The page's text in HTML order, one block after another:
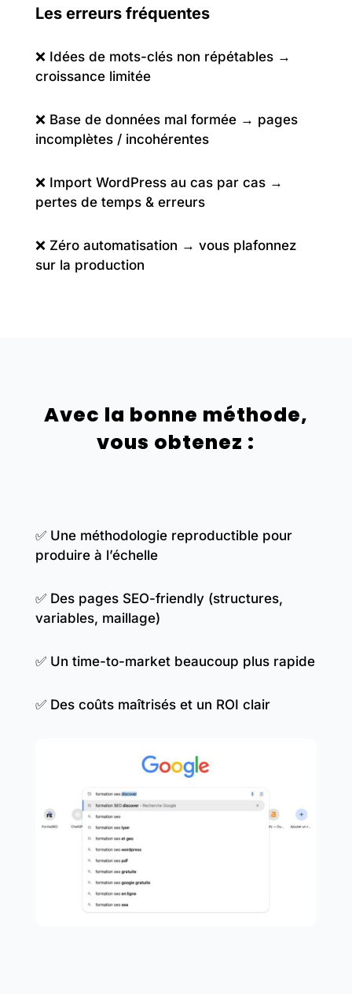
Les erreurs fréquentes
❌ Idées de mots-clés non répétables →
croissance limitée
❌ Base de données mal formée → pages
incomplètes / incohérentes
❌ Import WordPress au cas par cas →
pertes de temps & erreurs
❌ Zéro automatisation → vous plafonnez
sur la production
Avec la bonne méthode,
vous obtenez :
✅ Une méthodologie reproductible pour
produire à l’échelle
✅ Des pages SEO-friendly (structures,
variables, maillage)
✅ Un time-to-market beaucoup plus rapide
✅ Des coûts maîtrisés et un ROI clair